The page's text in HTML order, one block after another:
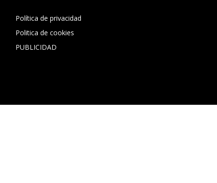
Política de privacidad
Politica de cookies
PUBLICIDAD